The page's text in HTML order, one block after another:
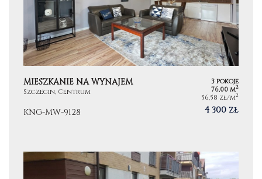
MIESZKANIE NA WYNAJEM
Szczecin, Centrum
3 pokoje
76,00 m2
56,58 zł/m2
KNG-MW-9128 4 300 zł